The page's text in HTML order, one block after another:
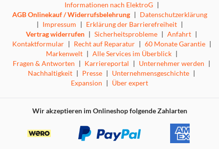
Informationen nach ElektroG |
AGB Onlinekauf / Widerrufsbelehrung | Datenschutzerklärung
| Impressum | Erklärung der Barrierefreiheit |
Vertrag widerrufen | Sicherheitsprobleme | Anfahrt |
Kontaktformular | Recht auf Reparatur | 60 Monate Garantie |
Markenwelt | Alle Services im Überblick |
Fragen & Antworten | Karriereportal | Unternehmer werden |
Nachhaltigkeit | Presse | Unternehmensgeschichte |
Expansion | Über expert
Wir akzeptieren im Onlineshop folgende Zahlarten